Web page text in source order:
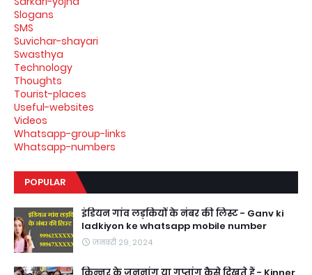
Slogans
SMS
Suvichar-shayari
Swasthya
Technology
Thoughts
Tourist-places
Useful-websites
Videos
Whatsapp-group-links
Whatsapp-numbers
POPULAR
इंडियन गांव लड़कियों के नंबर की लिस्ट - Ganv ki
ladkiyon ke whatsapp mobile number
जनवरी 29, 2024